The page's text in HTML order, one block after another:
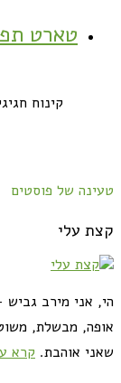
טארט
קינוח
טעינה של פוסטים
קצת עלי
הי, אני מירב
אופה, מבשלת,
שאני אוהבת. קרא